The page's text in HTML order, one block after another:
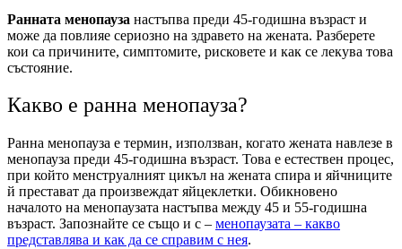
Ранната менопауза настъпва преди 45-годишна възраст и
може да повлияе сериозно на здравето на жената. Разберете
кои са причините, симптомите, рисковете и как се лекува това
състояние.
Какво е ранна менопауза?
Ранна менопауза е термин, използван, когато жената навлезе в
менопауза преди 45-годишна възраст. Това е естествен процес,
при който менструалният цикъл на жената спира и яйчниците
й престават да произвеждат яйцеклетки. Обикновено
началото на менопаузата настъпва между 45 и 55-годишна
възраст. Запознайте се също и с – менопаузата – какво
представлява и как да се справим с нея.